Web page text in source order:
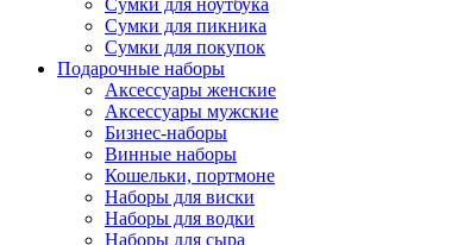
Сумки для ноутбука
Сумки для пикника
Сумки для покупок
Подарочные наборы
Аксессуары женские
Аксессуары мужские
Бизнес-наборы
Винные наборы
Кошельки, портмоне
Наборы для виски
Наборы для водки
Наборы для сыра